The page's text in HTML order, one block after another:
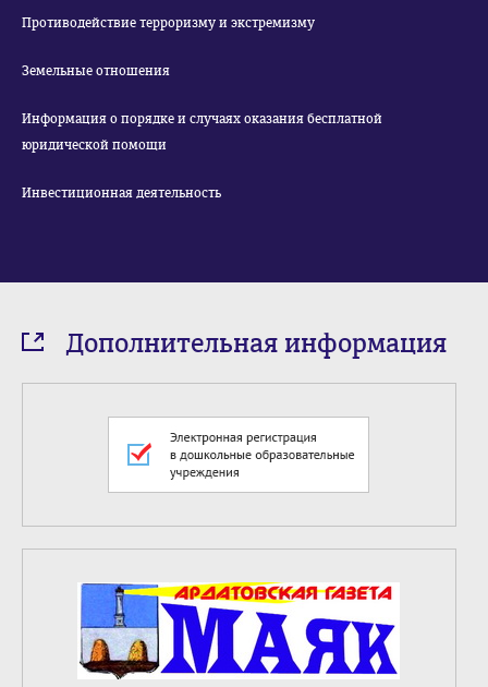
Противодействие терроризму и экстремизму
Земельные отношения
Информация о порядке и случаях оказания бесплатной
юридической помощи
Инвестиционная деятельность
Дополнительная информация